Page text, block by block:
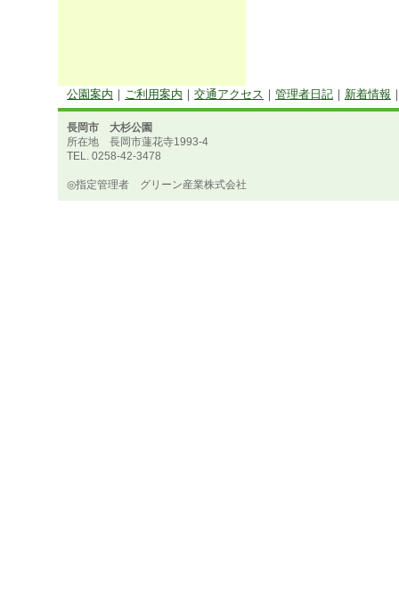
公園案内 ｜ ご利用案内 ｜ 交通アクセス ｜ 管理者日記 ｜ 新着情報
長岡市 大杉公園
所在地 長岡市蓮花寺1993-4
TEL. 0258-42-3478
◎指定管理者 グリーン産業株式会社